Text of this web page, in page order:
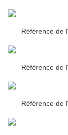
Référence de
Référence de
Référence de